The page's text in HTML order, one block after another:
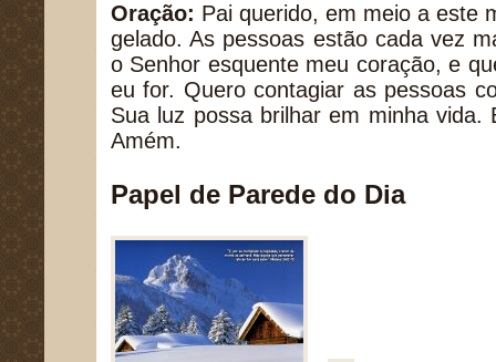
Oração: Pai querido, em meio a este
gelado. As pessoas estão cada vez
o Senhor esquente meu coração, e
eu for. Quero contagiar as pessoas
Sua luz possa brilhar em minha
Amém.
Papel de Parede do Dia